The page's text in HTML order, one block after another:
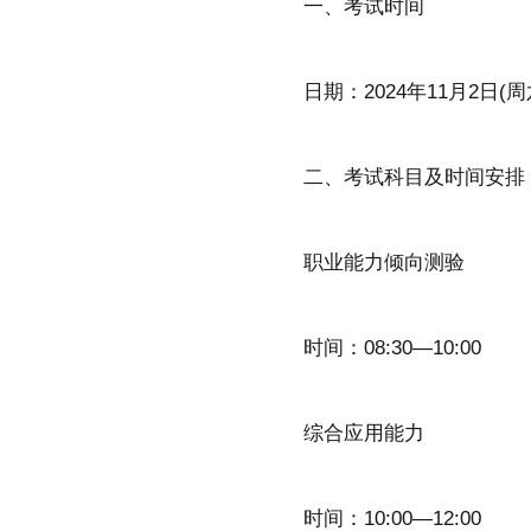
一、考试时间
日期：2024年11月2日(
二、考试科目及时间安排
职业能力倾向测验
时间：08:30—10:00
综合应用能力
时间：10:00—12:00